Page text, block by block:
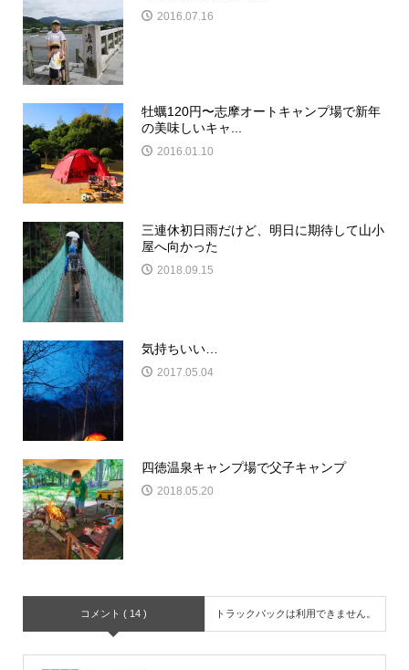
2016.07.16
牡蠣120円〜志摩オートキャンプ場で新年
の美味しいキャ...
2016.01.10
三連休初日雨だけど、明日に期待して山小
屋へ向かった
2018.09.15
気持ちいい…
2017.05.04
四徳温泉キャンプ場で父子キャンプ
2018.05.20
コメント ( 14 ) トラックバックは利用できません。